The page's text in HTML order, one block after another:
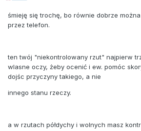
śmieję się trochę, bo równie dobrze
przez telefon.
ten twój "niekontrolowany rzut" najpierw
wlasne oczy, żeby ocenić i ew. pomóc
dojśc przyczyny takiego, a nie
innego stanu rzeczy.
a w rzutach półdychy i wolnych masz